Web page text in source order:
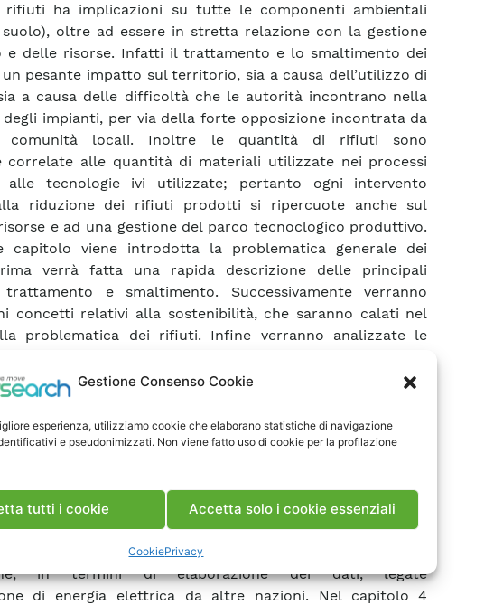
Gestione Consenso Cookie
esperienza, utilizziamo cookie che elaborano statistiche di navigazione
e pseudonimizzati. Non viene fatto uso di cookie per la profilazione
tutti i cookie Accetta solo i cookie essenziali
CookiePrivacy
rifiuti ha implicazioni su tutte le componenti ambientali
suolo), oltre ad essere in stretta relazione con la gestione
e delle risorse. Infatti il trattamento e lo smaltimento dei
pesante impatto sul territorio, sia a causa dell’utilizzo di
a causa delle difficoltà che le autorità incontrano nella
degli impianti, per via della forte opposizione incontrata da
comunità locali. Inoltre le quantità di rifiuti sono
correlate alle quantità di materiali utilizzate nei processi
alle tecnologie ivi utilizzate; pertanto ogni intervento
riduzione dei rifiuti prodotti si ripercuote anche sul
e ad una gestione del parco tecnoclogico produttivo.
capitolo viene introdotta la problematica generale dei
verrà fatta una rapida descrizione delle principali
e smaltimento. Successivamente verranno
concetti relativi alla sostenibilità, che saranno calati nel
problematica dei rifiuti. Infine verranno analizzate le
i principi alla luce dei concetti esposti in precedenza. Nel
analizzati i processi di produzione dell’energia
in particolare le tipologie ed i quantitativi di rifiuti
processi di produzione, e dalle fasi di trasmissione e
dell’energia elettrica. Il capitolo 3 sarà dedicato all’analisi
nazionale, ed alle quantità e tipologie di rifiuti
analizzate le fonti disponibili, al fine di strutturare
concettuale per la raccolta delle informazioni necessarie
successive. Si cercherà di esaminare anche le
in termini di elaborazione dei dati, legate
di energia elettrica da altre nazioni. Nel capitolo 4